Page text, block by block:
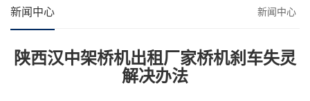
新闻中心 新闻中心
陕西汉中架桥机出租厂家桥机刹车失灵
解决办法